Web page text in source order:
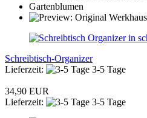
Schreibtisch-Organizer
Lieferzeit:
3-5 Tage
34,90 EUR
Lieferzeit:
3-5 Tage